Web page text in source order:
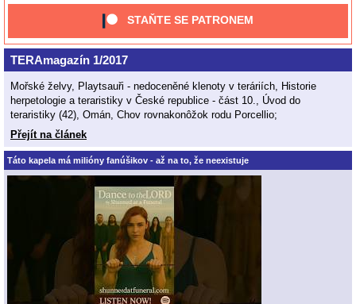
STAŇTE SE PATRONEM
TERAmagazín 1/2017
Mořské želvy, Playtsauři - nedoceněné klenoty v teráriích, Historie
herpetologie a teraristiky v České republice - část 10., Úvod do
teraristiky (42), Omán, Chov rovnakonôžok rodu Porcellio;
Přejít na článek
Táto kapela má milióny fanúšikov - až na to, že neexistuje